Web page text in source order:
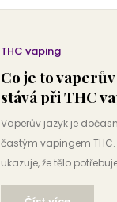
THC vaping
Co je to
stává při THC
Vaperův jazyk je
častým vapingem THC.
ukazuje, že tělo
14 dní bez vapingu.